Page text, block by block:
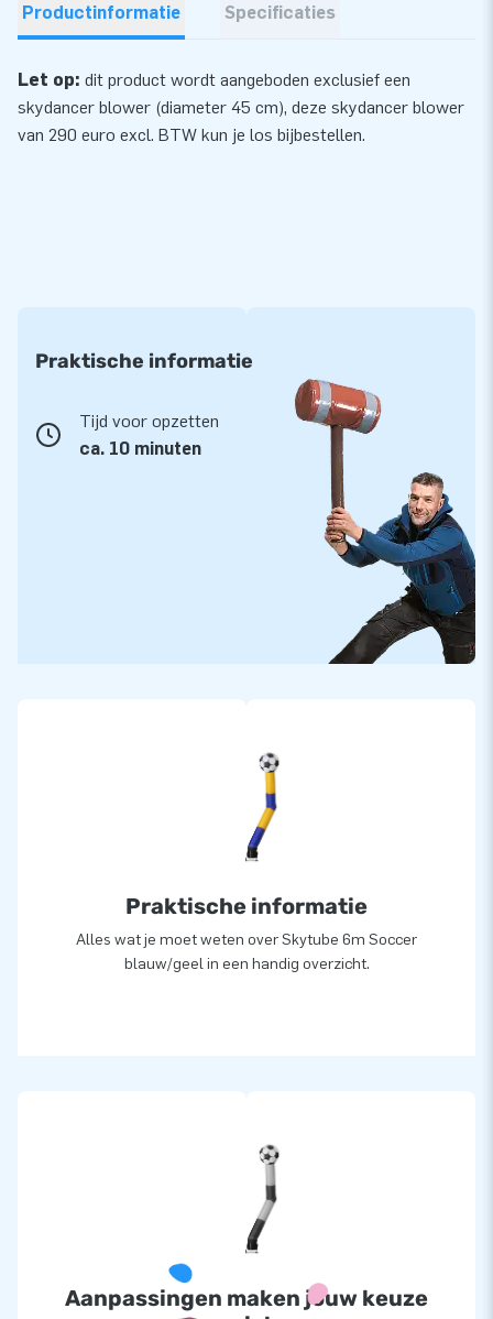
Productinformatie Specificaties
Let op: dit product wordt aangeboden exclusief een
skydancer blower (diameter 45 cm), deze skydancer blower
van 290 euro excl. BTW kun je los bijbestellen.
Praktische informatie
Tijd voor opzetten
ca. 10 minuten
Praktische informatie
Alles wat je moet weten over Skytube 6m Soccer
blauw/geel in een handig overzicht.
Aanpassingen maken jouw keuze